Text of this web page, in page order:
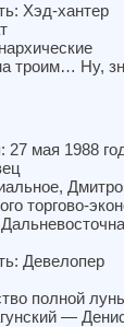
Хэд-хантер
троим… Ну,
27 мая 1988
торгово-
Девелопер
полной
—